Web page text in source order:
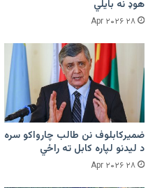
هوډ نه بایلي
۲۸ Apr ۲۰۲۶
ضمیرکابلوف نن طالب چارواکو سره
د لیدنو لپاره کابل ته راځي
۲۸ Apr ۲۰۲۶